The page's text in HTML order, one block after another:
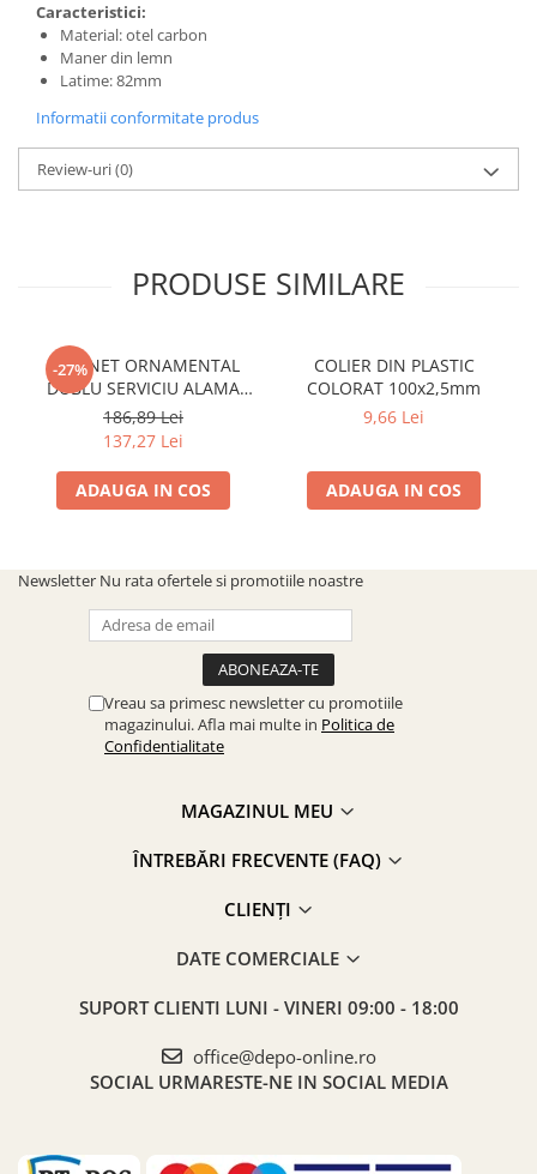
Unelte electrice
Unelte pentru grădinărit
SOBE ȘI ȘEMINEE
STICLĂ TERMOREZISTENTĂ
TIMP LIBER IN NATURA
ȘEMINEE ȘI ÎNCĂLZITOARE DE
Caracteristici:
Material: otel carbon
Maner din lemn
Latime: 82mm
Informatii conformitate produs
Review-uri(0)
PRODUSE SIMILARE
-27%
ROBINET ORNAMENTAL
DUBLU SERVICIU ALAMA
ANTICHIZATA CU CAP
ARMATURA CERAMIC
186,89 Lei
137,27 Lei
ADAUGA IN COS
COLIER DIN PLASTIC
COLORAT 100x2,5mm
9,66 Lei
ADAUGA IN COS
Newsletter Nu rata ofertele si promotiile noastre
Vreau sa primesc newsletter cu promotiile
magazinului. Afla mai multe in Politica de
Confidentialitate
MAGAZINUL MEU
ÎNTREBĂRI FRECVENTE (FAQ)
CLIENȚI
DATE COMERCIALE
SUPORT CLIENTI LUNI - VINERI 09:00 - 18:00
office@depo-online.ro
SOCIAL URMARESTE-NE IN SOCIAL MEDIA